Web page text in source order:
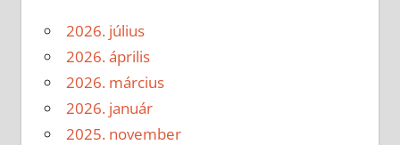
2026. július
2026. április
2026. március
2026. január
2025. november